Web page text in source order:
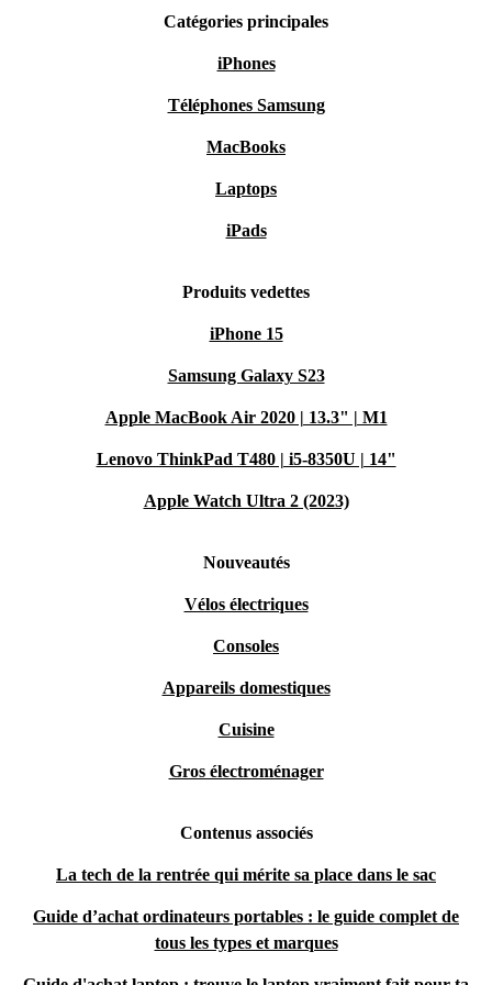
Catégories principales
iPhones
Téléphones Samsung
MacBooks
Laptops
iPads
Produits vedettes
iPhone 15
Samsung Galaxy S23
Apple MacBook Air 2020 | 13.3" | M1
Lenovo ThinkPad T480 | i5-8350U | 14"
Apple Watch Ultra 2 (2023)
Nouveautés
Vélos électriques
Consoles
Appareils domestiques
Cuisine
Gros électroménager
Contenus associés
La tech de la rentrée qui mérite sa place dans le sac
Guide d’achat ordinateurs portables : le guide complet de
tous les types et marques